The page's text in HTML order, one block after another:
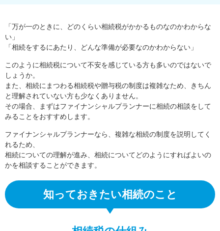
「万が一のときに、どのくらい相続税がかかるものなのかわからな
い」
「相続をするにあたり、どんな準備が必要なのかわからない」
このように相続税について不安を感じている方も多いのではないで
しょうか。
また、相続にまつわる相続税や贈与税の制度は複雑なため、きちん
と理解されていない方も少なくありません。
その場合、まずはファイナンシャルプランナーに相続の相談をして
みることをおすすめします。
ファイナンシャルプランナーなら、複雑な相続の制度を説明してく
れるため、
相続についての理解が進み、相続についてどのようにすればよいの
かを相談することができます。
知っておきたい相続のこと